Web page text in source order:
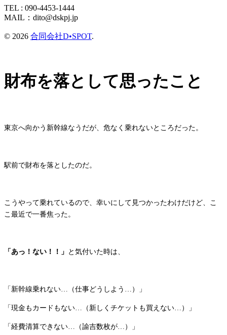
TEL : 090-4453-1444
MAIL： dito@dskpj.jp
© 2026 合同会社D•SPOT.
財布を落として思ったこと
東京へ向かう新幹線なうだが、危なく乗れないところだった。
駅前で財布を落としたのだ。
こうやって乗れているので、幸いにして見つかったわけだけど、こ
こ最近で一番焦った。
「あっ！ない！！」 と気付いた時は、
「新幹線乗れない…（仕事どうしよう…）」
「現金もカードもない…（新しくチケットも買えない…）」
「経費清算できない…（諭吉数枚が…）」